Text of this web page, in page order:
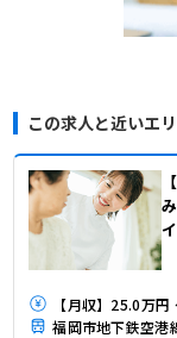
この求人と近いエ
【月収】25.0万
福岡市地下鉄空港